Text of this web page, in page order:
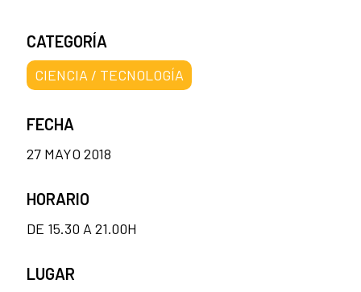
CATEGORÍA
CIENCIA / TECNOLOGÍA
FECHA
27 MAYO 2018
HORARIO
DE 15.30 A 21.00H
LUGAR